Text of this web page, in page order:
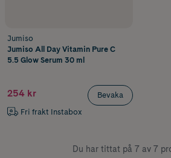
Jumiso
Jumiso All Day Vitamin Pure C
5.5 Glow Serum 30 ml
254 kr
Fri frakt Instabox
Bevaka
Du har tittat på 7 av 7